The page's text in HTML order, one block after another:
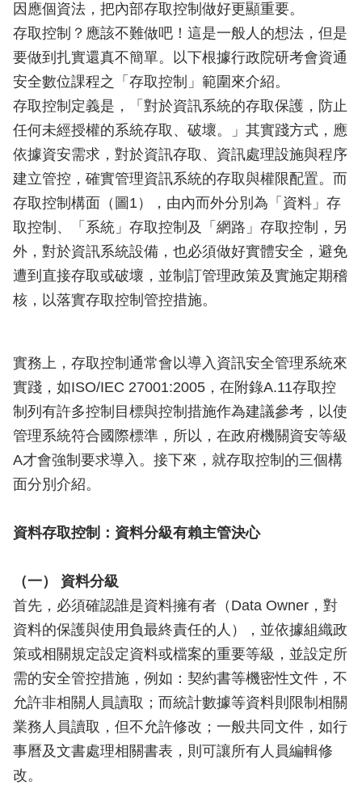
因應個資法，把內部存取控制做好更顯重要。
存取控制？應該不難做吧！這是一般人的想法，但是
要做到扎實還真不簡單。以下根據行政院研考會資通
安全數位課程之「存取控制」範圍來介紹。
存取控制定義是，「對於資訊系統的存取保護，防止
任何未經授權的系統存取、破壞。」其實踐方式，應
依據資安需求，對於資訊存取、資訊處理設施與程序
建立管控，確實管理資訊系統的存取與權限配置。而
存取控制構面（圖1），由內而外分別為「資料」存
取控制、「系統」存取控制及「網路」存取控制，另
外，對於資訊系統設備，也必須做好實體安全，避免
遭到直接存取或破壞，並制訂管理政策及實施定期稽
核，以落實存取控制管控措施。
實務上，存取控制通常會以導入資訊安全管理系統來
實踐，如ISO/IEC 27001:2005，在附錄A.11存取控
制列有許多控制目標與控制措施作為建議參考，以使
管理系統符合國際標準，所以，在政府機關資安等級
A才會強制要求導入。接下來，就存取控制的三個構
面分別介紹。
資料存取控制：資料分級有賴主管決心
（一） 資料分級
首先，必須確認誰是資料擁有者（Data Owner，對
資料的保護與使用負最終責任的人），並依據組織政
策或相關規定設定資料或檔案的重要等級，並設定所
需的安全管控措施，例如：契約書等機密性文件，不
允許非相關人員讀取；而統計數據等資料則限制相關
業務人員讀取，但不允許修改；一般共同文件，如行
事曆及文書處理相關書表，則可讓所有人員編輯修
改。